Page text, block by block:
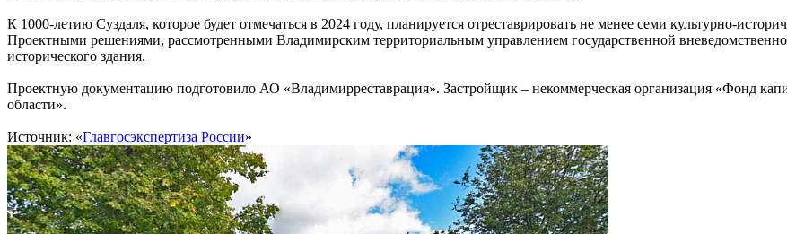
К 1000-летию Суздаля, которое будет отмечаться в 2024 году, планируется отреставрировать не менее семи культурно-
Проектными решениями, рассмотренными Владимирским территориальным управлением государственной
исторического здания.
Проектную документацию подготовило АО «Владимирреставрация». Застройщик – некоммерческая организация «Фонд
области».
Источник: «Главгосэкспертиза России»